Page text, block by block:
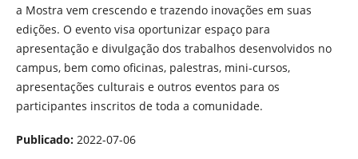
a Mostra vem crescendo e trazendo inovações em suas
edições. O evento visa oportunizar espaço para
apresentação e divulgação dos trabalhos desenvolvidos no
campus, bem como oficinas, palestras, mini-cursos,
apresentações culturais e outros eventos para os
participantes inscritos de toda a comunidade.
Publicado: 2022-07-06